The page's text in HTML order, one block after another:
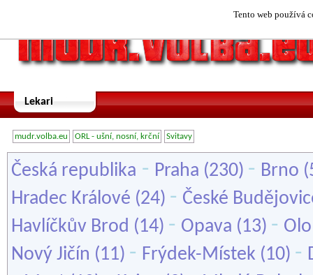
Tento web používá
Lekari
mudr.volba.eu ORL - ušní, nosní, krční Svitavy
Česká republika - Praha (230) - Brno
Hradec Králové (24) - České
Havlíčkův Brod (14) - Opava (13) -
Nový Jičín (11) - Frýdek-Místek (10) -